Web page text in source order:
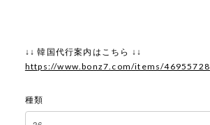
↓↓ 韓国代行案内はこちら ↓↓
https://www.bonz7.com/items/46955728
種類